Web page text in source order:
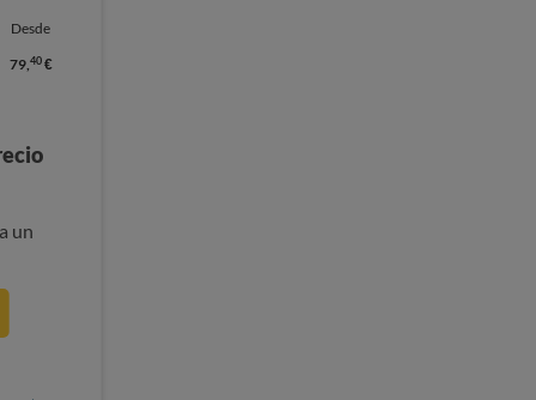
Desde
79,40 €
un